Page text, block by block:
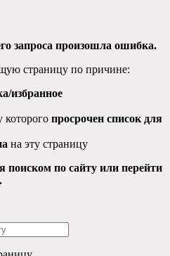
запроса произошла ошибка.
страницу по причине:
избранное
которого просрочен список для
на эту страницу
поиском по сайту или перейти